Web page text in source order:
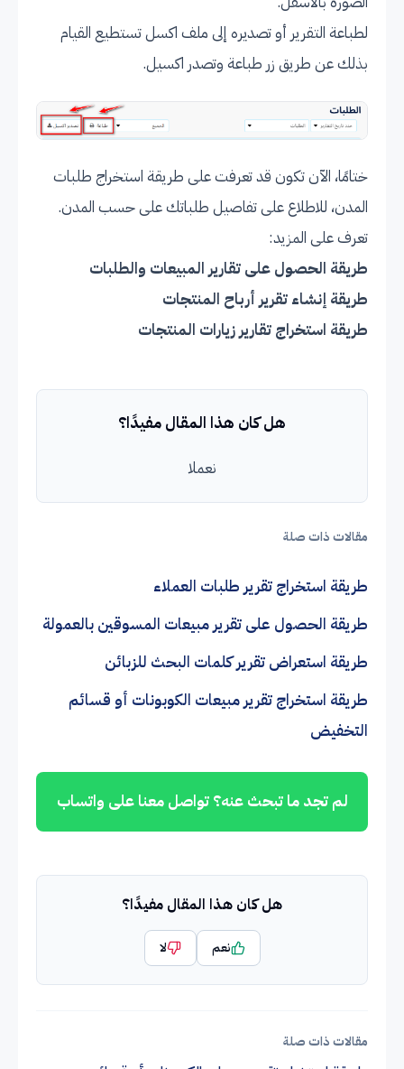
لطباعة التقرير أو تصديره إلى ملف اكسل تستطيع القيام
بذلك عن طريق زر طباعة وتصدر اكسيل.
ختامًا، الآن تكون قد تعرفت على طريقة استخراج طلبات
المدن، للاطلاع على تفاصيل طلباتك على حسب المدن.
تعرف على المزيد:
طريقة الحصول على تقارير المبيعات والطلبات
طريقة إنشاء تقرير أرباح المنتجات
طريقة استخراج تقارير زيارات المنتجات
هل كان هذا المقال مفيدًا؟
نعملا
مقالات ذات صلة
طريقة استخراج تقرير طلبات العملاء
طريقة الحصول على تقرير مبيعات المسوقين بالعمولة
طريقة استعراض تقرير كلمات البحث للزبائن
طريقة استخراج تقرير مبيعات الكوبونات أو قسائم
التخفيض
لم تجد ما تبحث عنه؟ تواصل معنا على واتساب
هل كان هذا المقال مفيدًا؟
نعم لا
مقالات ذات صلة